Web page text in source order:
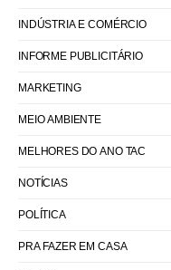
INDÚSTRIA E COMÉRCIO
INFORME PUBLICITÁRIO
MARKETING
MEIO AMBIENTE
MELHORES DO ANO TAC
NOTÍCIAS
POLÍTICA
PRA FAZER EM CASA